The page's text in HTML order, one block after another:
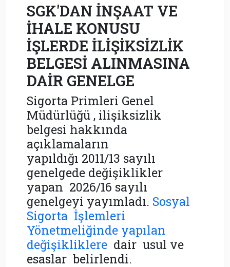
SGK'DAN İNŞAAT VE
İHALE KONUSU
İŞLERDE İLİŞİKSİZLİK
BELGESİ ALINMASINA
DAİR GENELGE
Sigorta Primleri Genel
Müdürlüğü , ilişiksizlik
belgesi hakkında
açıklamaların
yapıldığı 2011/13 sayılı
genelgede değişiklikler
yapan 2026/16 sayılı
genelgeyi yayımladı. Sosyal
Sigorta İşlemleri
Yönetmeliğinde yapılan
değişikliklere dair usul ve
esaslar belirlendi.